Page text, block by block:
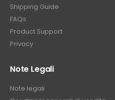
Shipping Guide
FAQs
Product Support
Privacy
Note Legali
Note legali